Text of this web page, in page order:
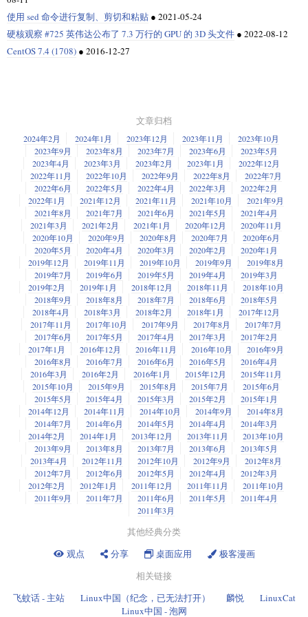
使用 sed 命令进行复制、剪切和粘贴 ● 2021-05-24
硬核观察 #725 英伟达公布了 7.3 万行的 GPU 的 3D 头文件 ● 2022-08-12
CentOS 7.4 (1708) ● 2016-12-27
文章归档
2024年2月 2024年1月 2023年12月 2023年11月
2023年10月
2023年9月
2023年8月 2023年7月 2023年6月
2023年5月
2023年4月
2023年3月 2023年2月 2023年1月
2022年12月
2022年11月
2022年10月 2022年9月 2022年8月
2022年7月
2022年6月
2022年5月 2022年4月 2022年3月
2022年2月
2022年1月
2021年12月 2021年11月 2021年10月
2021年9月
2021年8月
2021年7月 2021年6月 2021年5月
2021年4月
2021年3月
2021年2月 2021年1月 2020年12月
2020年11月
2020年10月
2020年9月 2020年8月 2020年7月
2020年6月
2020年5月
2020年4月 2020年3月 2020年2月
2020年1月
2019年12月
2019年11月 2019年10月 2019年9月
2019年8月
2019年7月
2019年6月 2019年5月 2019年4月
2019年3月
2019年2月
2019年1月 2018年12月 2018年11月
2018年10月
2018年9月
2018年8月 2018年7月 2018年6月
2018年5月
2018年4月
2018年3月 2018年2月 2018年1月
2017年12月
2017年11月
2017年10月 2017年9月 2017年8月
2017年7月
2017年6月
2017年5月 2017年4月 2017年3月
2017年2月
2017年1月
2016年12月 2016年11月 2016年10月
2016年9月
2016年8月
2016年7月 2016年6月 2016年5月
2016年4月
2016年3月
2016年2月 2016年1月 2015年12月
2015年11月
2015年10月
2015年9月 2015年8月 2015年7月
2015年6月
2015年5月
2015年4月 2015年3月 2015年2月
2015年1月
2014年12月
2014年11月 2014年10月 2014年9月
2014年8月
2014年7月
2014年6月 2014年5月 2014年4月
2014年3月
2014年2月
2014年1月 2013年12月 2013年11月
2013年10月
2013年9月
2013年8月 2013年7月 2013年6月
2013年5月
2013年4月
2012年11月 2012年10月 2012年9月
2012年8月
2012年7月
2012年6月 2012年5月 2012年4月
2012年3月
2012年2月
2012年1月 2011年12月 2011年11月
2011年10月
2011年9月
2011年7月 2011年6月 2011年5月
2011年4月
2011年3月
其他经典分类
观点
分享 桌面应用
极客漫画
相关链接
飞蚊话 - 主站
Linux中国（纪念，已无法打开） 麟悦
LinuxCat
Linux中国 - 泡网